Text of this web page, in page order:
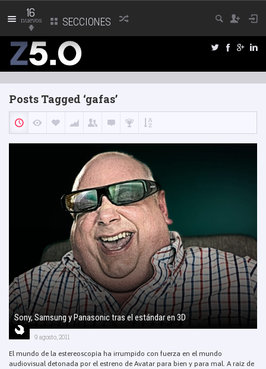
16
nuevos SECCIONES
Posts Tagged ‘gafas’
Sony, Samsung y Panasonic tras el estándar en 3D
9 agosto, 2011
El mundo de la estereoscopía ha irrumpido con fuerza en el mundo
audiovisual detonada por el estreno de Avatar para bien y para mal. A raíz de